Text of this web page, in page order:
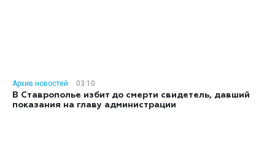
Архив новостей
03:10
В Ставрополье избит до смерти свидетель, давший
показания на главу администрации